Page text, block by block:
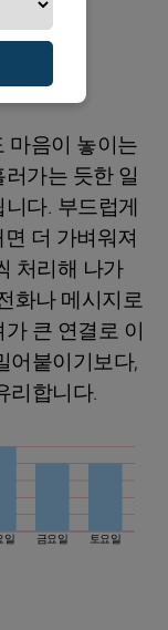
일 금요일 토요일
마음이 놓이는
가는 듯한 일
다. 부드럽게
더 가벼워져
처리해 나가
화나 메시지로
큰 연결로 이
어붙이기보다,
리합니다.